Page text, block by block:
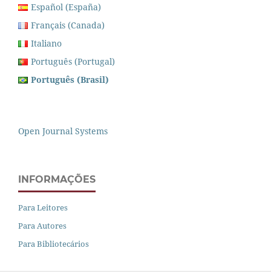
Español (España)
Français (Canada)
Italiano
Português (Portugal)
Português (Brasil)
Open Journal Systems
INFORMAÇÕES
Para Leitores
Para Autores
Para Bibliotecários